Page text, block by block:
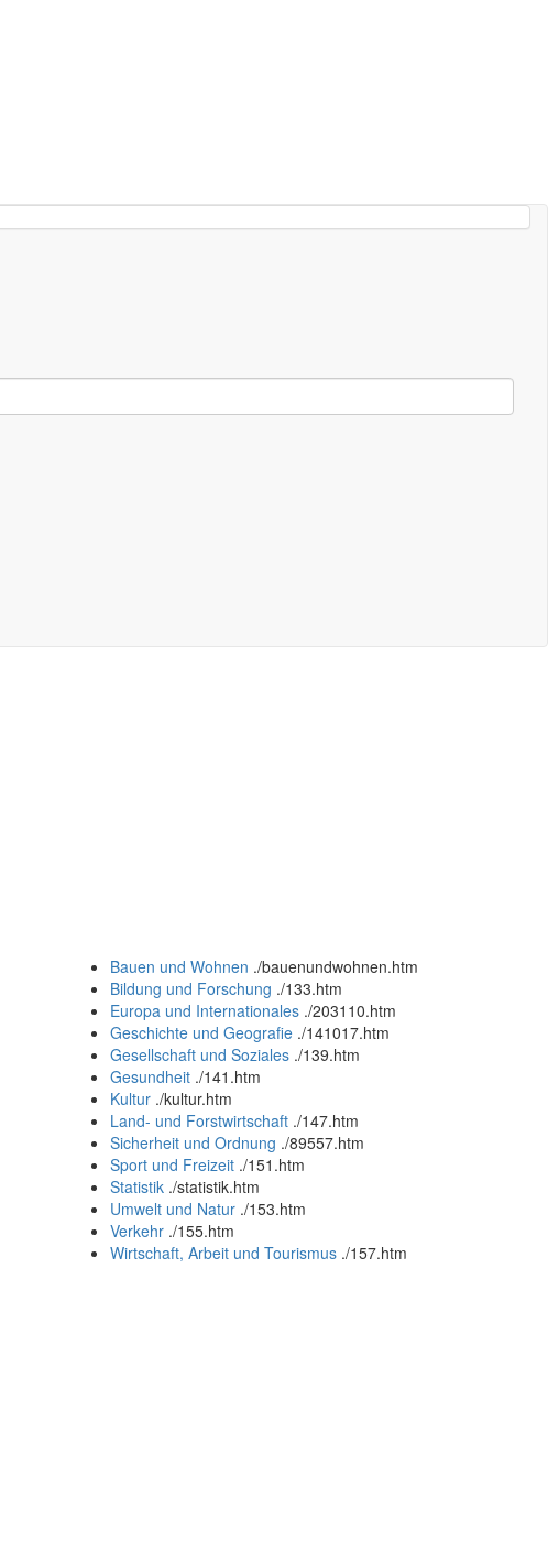
Bauen und Wohnen ./bauenundwohnen.htm
Bildung und Forschung ./133.htm
Europa und Internationales ./203110.htm
Geschichte und Geografie ./141017.htm
Gesellschaft und Soziales ./139.htm
Gesundheit ./141.htm
Kultur ./kultur.htm
Land- und Forstwirtschaft ./147.htm
Sicherheit und Ordnung ./89557.htm
Sport und Freizeit ./151.htm
Statistik ./statistik.htm
Umwelt und Natur ./153.htm
Verkehr ./155.htm
Wirtschaft, Arbeit und Tourismus ./157.htm